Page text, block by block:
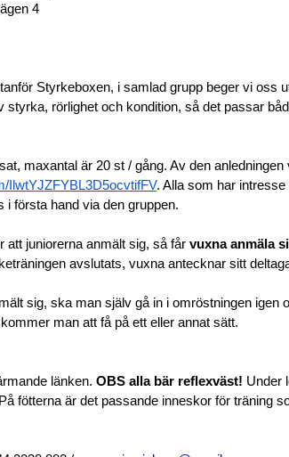
4
Styrkeboxen, i samlad grupp beger vi
styrka, rörlighet och kondition, så det passar
maxantal är 20 st / gång. Av den anledningen
IlwtYJZFYBL3D5ocvtifFV. Alla som har
i första hand via den gruppen.
att juniorerna anmält sig, så får vuxna anmäla
avslutats, vuxna antecknar sitt
sig, ska man själv gå in i omröstningen
man att få på ett eller annat sätt.
länken. OBS alla bär reflexväst! Under
fötterna är det passande inneskor för träning